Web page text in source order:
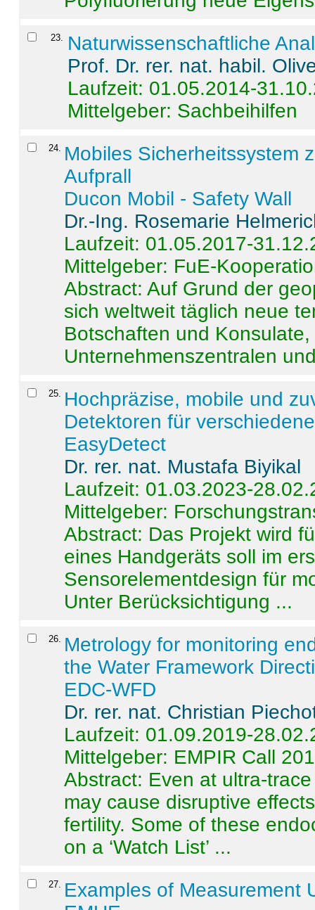
23. Naturwissenschaftliche
Prof. Dr. rer. nat. habil.
Laufzeit: 01.05.2014-
Mittelgeber: Sachbeihilfen
24. Mobiles Sicherheitssystem
Aufprall
Ducon Mobil - Safety Wall
Dr.-Ing. Rosemarie
Laufzeit: 01.05.2017-
Mittelgeber: FuE-
Abstract:Auf Grund der
sich weltweit täglich neue
Botschaften und
Unternehmenszentralen
25. Hochpräzise, mobile und
Detektoren für
EasyDetect
Dr. rer. nat. Mustafa Biyikal
Laufzeit: 01.03.2023-
Mittelgeber:
Abstract: Das Projekt wird
eines Handgeräts soll im
Sensorelementdesign für
Unter Berücksichtigung ...
26. Metrology for monitoring
the Water Framework
EDC-WFD
Dr. rer. nat. Christian
Laufzeit: 01.09.2019-
Mittelgeber: EMPIR Call
Abstract: Even at ultra-
may cause disruptive
fertility. Some of these
on a ‘Watch List’ ...
27. Examples of Measurement